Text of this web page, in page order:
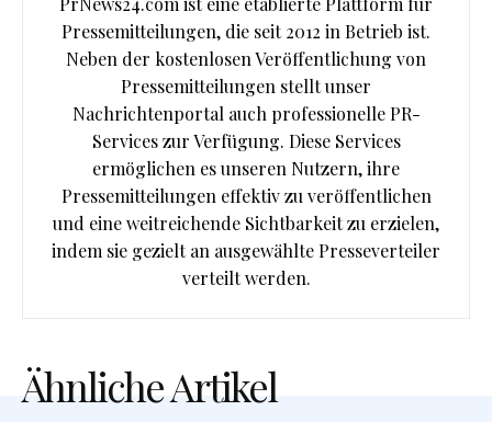
Pressemitteilungen, die seit 2012 in Betrieb ist.
Neben der kostenlosen Veröffentlichung von
Pressemitteilungen stellt unser
Nachrichtenportal auch professionelle PR-
Services zur Verfügung. Diese Services
ermöglichen es unseren Nutzern, ihre
Pressemitteilungen effektiv zu veröffentlichen
und eine weitreichende Sichtbarkeit zu erzielen,
indem sie gezielt an ausgewählte Presseverteiler
verteilt werden.
Ähnliche Artikel